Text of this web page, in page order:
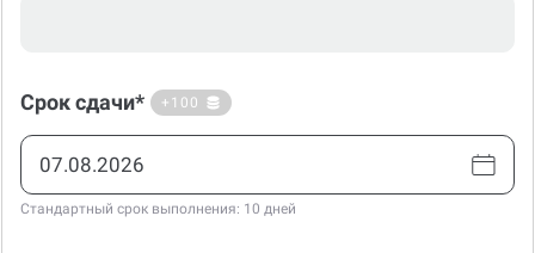
Срок сдачи* +100
Стандартный срок выполнения: 10 дней